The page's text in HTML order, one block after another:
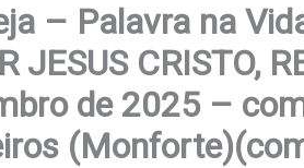
– Palavra na
JESUS CRISTO,
de 2025 –